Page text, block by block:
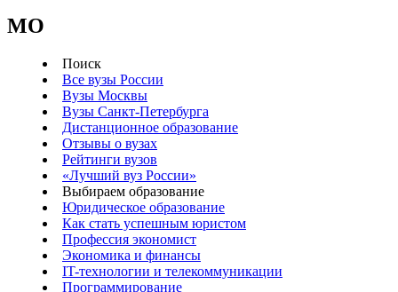
MO
Поиск
Все вузы России
Вузы Москвы
Вузы Санкт-Петербурга
Дистанционное образование
Отзывы о вузах
Рейтинги вузов
«Лучший вуз России»
Выбираем образование
Юридическое образование
Как стать успешным юристом
Профессия экономист
Экономика и финансы
IT-технологии и телекоммуникации
Программирование